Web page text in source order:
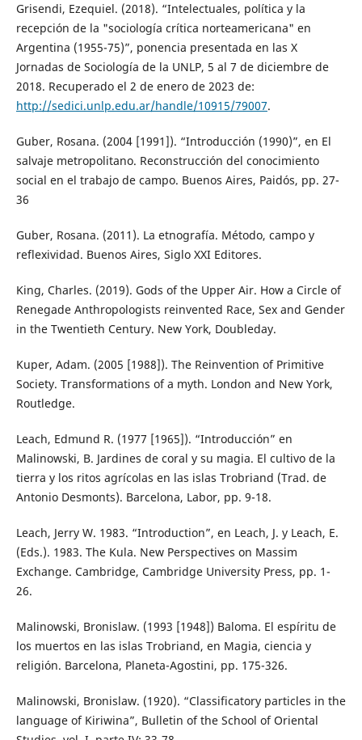
Grisendi, Ezequiel. (2018). “Intelectuales, política y la
recepción de la "sociología crítica norteamericana" en
Argentina (1955-75)”, ponencia presentada en las X
Jornadas de Sociología de la UNLP, 5 al 7 de diciembre de
2018. Recuperado el 2 de enero de 2023 de:
http://sedici.unlp.edu.ar/handle/10915/79007.
Guber, Rosana. (2004 [1991]). “Introducción (1990)”, en El
salvaje metropolitano. Reconstrucción del conocimiento
social en el trabajo de campo. Buenos Aires, Paidós, pp. 27-
36
Guber, Rosana. (2011). La etnografía. Método, campo y
reflexividad. Buenos Aires, Siglo XXI Editores.
King, Charles. (2019). Gods of the Upper Air. How a Circle of
Renegade Anthropologists reinvented Race, Sex and Gender
in the Twentieth Century. New York, Doubleday.
Kuper, Adam. (2005 [1988]). The Reinvention of Primitive
Society. Transformations of a myth. London and New York,
Routledge.
Leach, Edmund R. (1977 [1965]). “Introducción” en
Malinowski, B. Jardines de coral y su magia. El cultivo de la
tierra y los ritos agrícolas en las islas Trobriand (Trad. de
Antonio Desmonts). Barcelona, Labor, pp. 9-18.
Leach, Jerry W. 1983. “Introduction”, en Leach, J. y Leach, E.
(Eds.). 1983. The Kula. New Perspectives on Massim
Exchange. Cambridge, Cambridge University Press, pp. 1-
26.
Malinowski, Bronislaw. (1993 [1948]) Baloma. El espíritu de
los muertos en las islas Trobriand, en Magia, ciencia y
religión. Barcelona, Planeta-Agostini, pp. 175-326.
Malinowski, Bronislaw. (1920). “Classificatory particles in the
language of Kiriwina”, Bulletin of the School of Oriental